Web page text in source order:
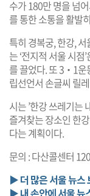
수가 180만 명을 넘
를 통한 소통을 활발
특히 경복궁, 한강,
는 ‘전지적 서울 시
를 끌었다. 또 3‧1운
립선언서 손글씨 릴
시는 ’한강 쓰레기는
즐겨찾는 장소인 한
다는 계획이다.
문의 : 다산콜센터 120
▶ 더 많은 서울 뉴스